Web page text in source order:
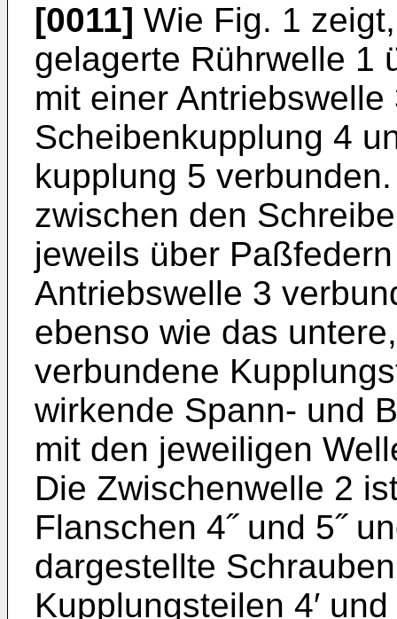
[0011] Wie Fig. 1
gelagerte Rührwelle 1
mit einer
Scheibenkupplung 4
kupplung 5
zwischen den
jeweils über
Antriebswelle 3
ebenso wie das
verbundene
wirkende Spann- und
mit den jeweiligen
Die Zwischenwelle 2
Flanschen 4˝ und 5˝
dargestellte
Kupplungsteilen 4′